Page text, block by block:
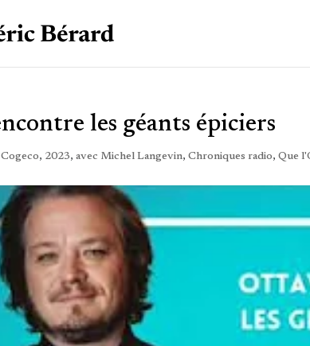
les géants épiciers
, 2023,avec Michel Langevin,Chroniques radio,Que